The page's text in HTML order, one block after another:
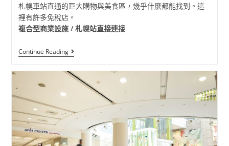
札幌車站直通的巨大購物與美食區，幾乎什麼都能找到。這
裡有許多免稅店。
複合型商業設施 / 札幌站直接連接
Continue Reading